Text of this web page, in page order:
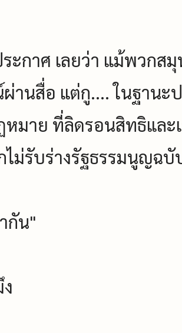
ะกาศ เลยว่า แม้พวกส
านสื่อ แต่กู.... ในฐานะ
หมาย ที่ลิดรอนสิทธิแล
ไม่รับร่างรัฐธรรมนูญฉ
กัน"